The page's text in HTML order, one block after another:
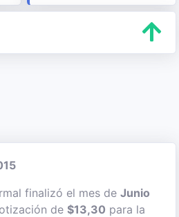
finalizó el mes de Junio
de $13,30 para la